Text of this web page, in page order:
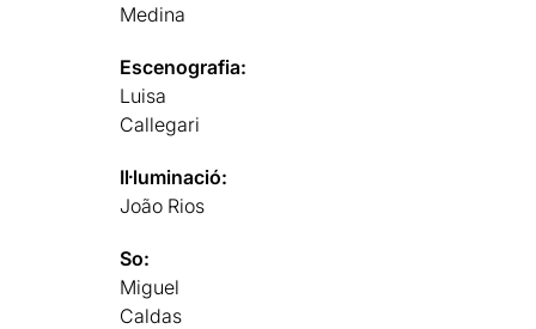
Medina
Escenografia:
Luisa
Callegari
Il·luminació:
João Rios
So:
Miguel
Caldas